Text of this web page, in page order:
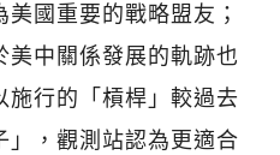
國重要的戰略盟友；
美中關係發展的軌跡也
施行的「槓桿」較過去
」，觀測站認為更適合